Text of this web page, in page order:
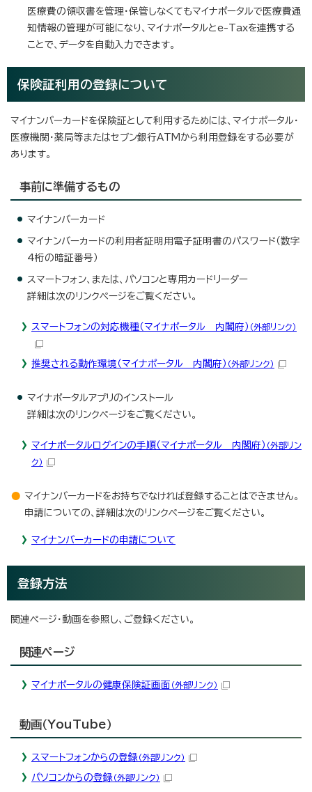
医療費の領収書を管理・保管しなくてもマイナポータルで医療費通
知情報の管理が可能になり、マイナポータルとe-Taxを連携する
ことで、データを自動入力できます。
保険証利用の登録について
マイナンバーカードを保険証として利用するためには、マイナポータル・
医療機関・薬局等またはセブン銀行ATMから利用登録をする必要が
あります。
事前に準備するもの
マイナンバーカード
マイナンバーカードの利用者証明用電子証明書のパスワード（数字
4桁の暗証番号）
スマートフォン、または、パソコンと専用カードリーダー
詳細は次のリンクページをご覧ください。
スマートフォンの対応機種（マイナポータル 内閣府） （外部リンク）
推奨される動作環境（マイナポータル 内閣府） （外部リンク）
マイナポータルアプリのインストール
詳細は次のリンクページをご覧ください。
マイナポータルログインの手順（マイナポータル 内閣府） （外部リン
ク）
マイナンバーカードをお持ちでなければ登録することはできません。
申請についての、詳細は次のリンクページをご覧ください。
マイナンバーカードの申請について
登録方法
関連ページ・動画を参照し、ご登録ください。
関連ページ
マイナポータルの健康保険証画面 （外部リンク）
動画（YouTube）
スマートフォンからの登録（外部リンク）
パソコンからの登録（外部リンク）